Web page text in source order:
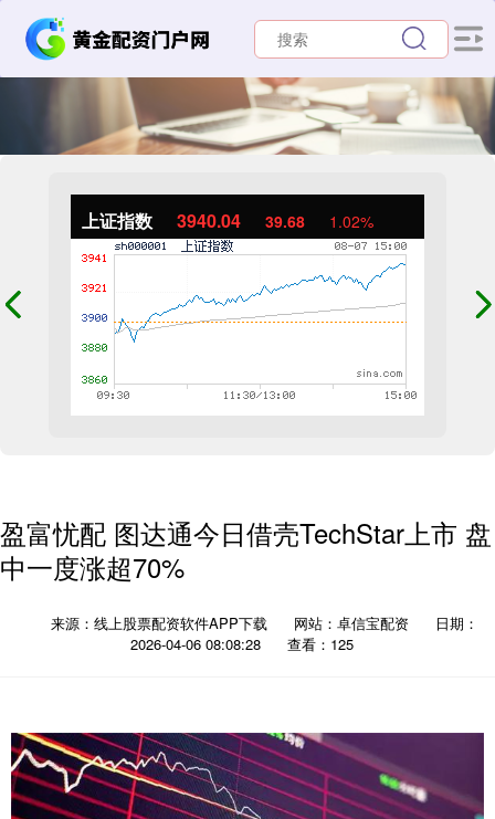
上证指数 3940.04 39.68 1.02%
盈富忧配 图达通今日借壳TechStar上市 盘
中一度涨超70%
来源：线上股票配资软件APP下载 网站：卓信宝配资
日期：
2026-04-06 08:08:28
查看：125